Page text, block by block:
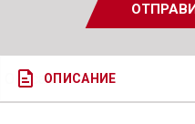
ОПИСАНИЕ